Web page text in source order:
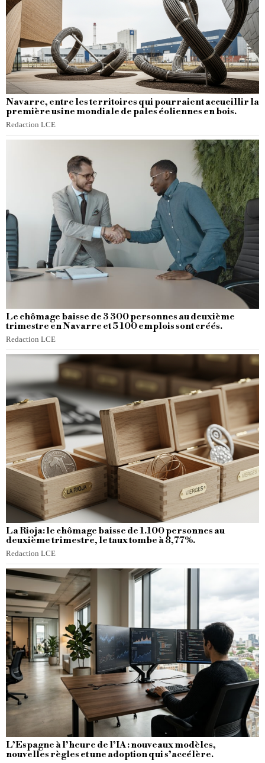
Navarre, entre les territoires qui pourraient accueillir la
première usine mondiale de pales éoliennes en bois.
Redaction LCE
Le chômage baisse de 3 300 personnes au deuxième
trimestre en Navarre et 5 100 emplois sont créés.
Redaction LCE
La Rioja: le chômage baisse de 1.100 personnes au
deuxième trimestre, le taux tombe à 8,77%.
Redaction LCE
L’Espagne à l’heure de l’IA : nouveaux modèles,
nouvelles règles et une adoption qui s’accélère.